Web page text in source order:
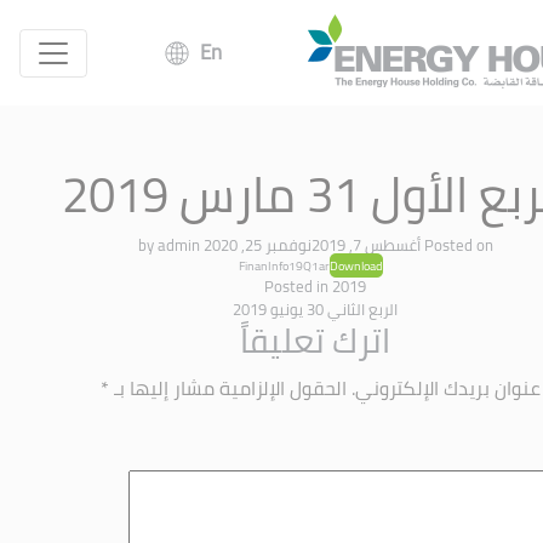
En
الأول 31 مارس 2019
Posted onأغسطس 7, 2019 نوفمبر 25, 2020 admin
FinanInfo19Q1arDownload
Posted in2019
الربع الثاني 30 يونيو 2019
اترك تعليقاً
بريدك الإلكتروني. الحقول الإلزامية مشار إليها بـ*